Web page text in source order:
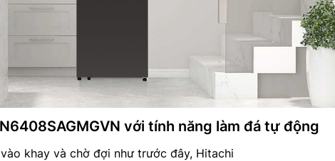
với tính năng làm đá tự động
khay và chờ đợi như trước đây, Hitachi